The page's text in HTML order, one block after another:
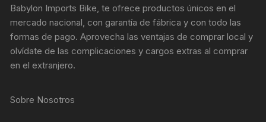
Babylon Imports Bike, te ofrece productos únicos en el
mercado nacional, con garantía de fábrica y con todo las
formas de pago. Aprovecha las ventajas de comprar local y
olvídate de las complicaciones y cargos extras al comprar
en el extranjero.
Sobre Nosotros